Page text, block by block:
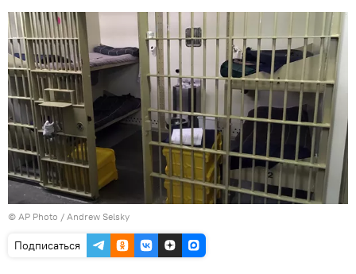
© AP Photo / Andrew Selsky
Подписаться